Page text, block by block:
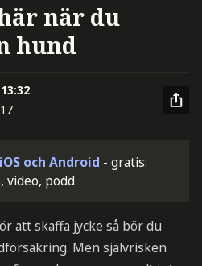
när du
hund
och Android - gratis:
video, podd
att skaffa jycke så bör du
Men självrisken